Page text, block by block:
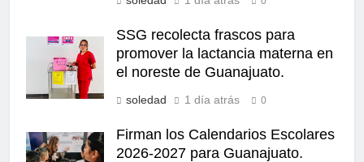
SSG recolecta frascos para
promover la lactancia materna en
el noreste de Guanajuato.
soledad 1 día atrás 0
Firman los Calendarios Escolares
2026-2027 para Guanajuato.